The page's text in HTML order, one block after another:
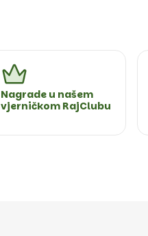
Nagrade u našem
vjerničkom RajClubu